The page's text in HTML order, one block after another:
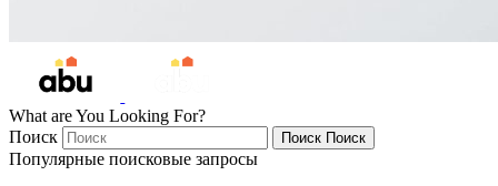
What are You Looking For?
Поиск
Поиск Поиск
Популярные поисковые запросы